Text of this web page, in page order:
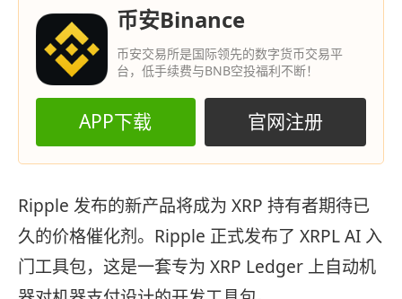
币安Binance
币安交易所是国际领先的数字货币交易平
台，低手续费与BNB空投福利不断！
APP下载 官网注册
Ripple 发布的新产品将成为 XRP 持有者期待已
久的价格催化剂。Ripple 正式发布了 XRPL AI 入
门工具包，这是一套专为 XRP Ledger 上自动机